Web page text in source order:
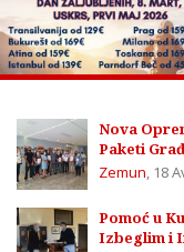
Nova
Paketi
Zemun, 18
Pomoć u
Izbeglim i